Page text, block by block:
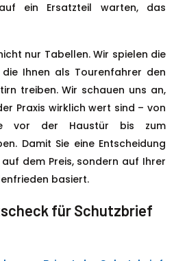
ein Ersatzteil warten, das
nur Tabellen. Wir spielen die
Ihnen als Tourenfahrer den
treiben. Wir schauen uns an,
Praxis wirklich wert sind – von
vor der Haustür bis zum
Damit Sie eine Entscheidung
dem Preis, sondern auf Ihrer
basiert.
für Schutzbrief